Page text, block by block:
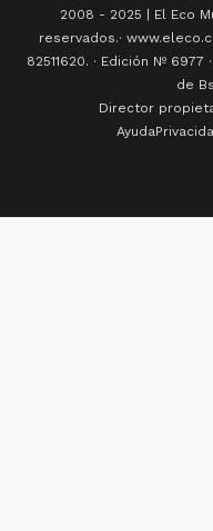
reservados.·
82511620. · Edición Nº6977
de
Director
Ayuda